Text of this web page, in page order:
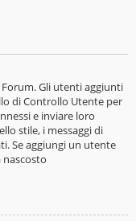
Gli utenti aggiunti
di Controllo Utente per
e inviare loro
stile, i messaggi di
Se aggiungi un utente
nascosto